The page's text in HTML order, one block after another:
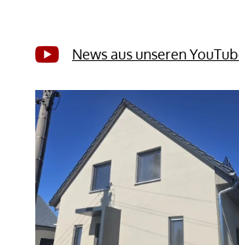
 News aus unseren